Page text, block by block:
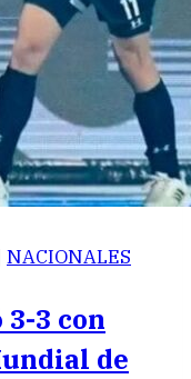
NACIONALES
3 con
de